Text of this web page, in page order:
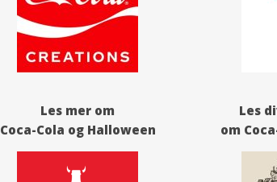
Les mer om
Coca-Cola og Halloween
Les
om